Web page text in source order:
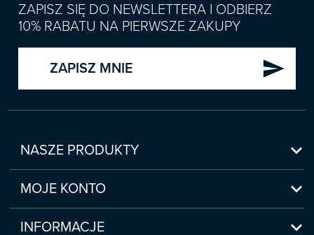
ZAPISZ SIĘ DO NEWSLETTERA I ODBIERZ
10% RABATU NA PIERWSZE ZAKUPY
ZAPISZ MNIE send
NASZE PRODUKTY 
Nowości
Zapowiedzi
Bestsellery
Czasopisma
MOJE KONTO 
Moje konto
Moje produkty
INFORMACJE 